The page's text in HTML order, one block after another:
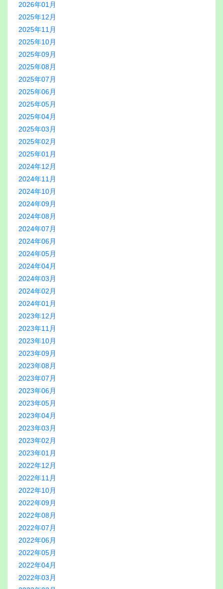
2026年01月
2025年12月
2025年11月
2025年10月
2025年09月
2025年08月
2025年07月
2025年06月
2025年05月
2025年04月
2025年03月
2025年02月
2025年01月
2024年12月
2024年11月
2024年10月
2024年09月
2024年08月
2024年07月
2024年06月
2024年05月
2024年04月
2024年03月
2024年02月
2024年01月
2023年12月
2023年11月
2023年10月
2023年09月
2023年08月
2023年07月
2023年06月
2023年05月
2023年04月
2023年03月
2023年02月
2023年01月
2022年12月
2022年11月
2022年10月
2022年09月
2022年08月
2022年07月
2022年06月
2022年05月
2022年04月
2022年03月